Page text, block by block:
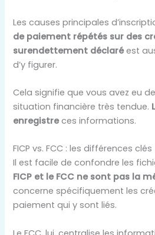
Les causes principales
de paiement répétés sur des
surendettement déclaréest
d’y figurer.
Cela signifie que vous avez eu
situation financière très tendue.
enregistreces informations.
FICP vs. FCC : les différences clés
Il est facile de confondre les
FICP et le FCC ne sont pas la
concerne spécifiquement les
paiement qui y sont liés.